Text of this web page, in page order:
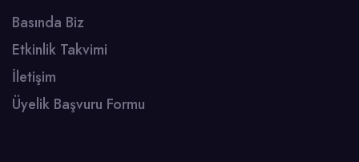
Basında Biz
Etkinlik Takvimi
İletişim
Üyelik Başvuru Formu